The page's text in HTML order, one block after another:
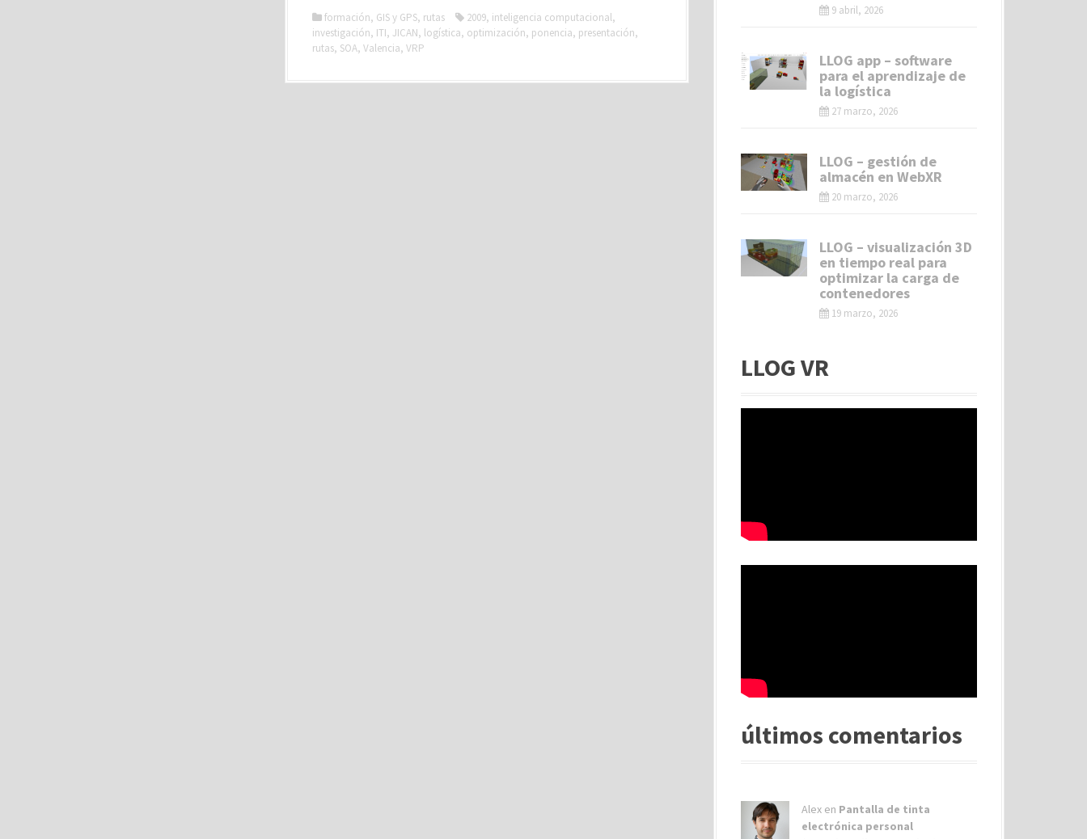
formación, GIS y GPS, rutas 2009, inteligencia computacional,
investigación, ITI, JICAN, logística, optimización, ponencia, presentación,
rutas, SOA, Valencia, VRP
9 abril, 2026
LLOG app – software
para el aprendizaje de
la logística
27 marzo, 2026
LLOG – gestión de
almacén en WebXR
20 marzo, 2026
LLOG – visualización 3D
en tiempo real para
optimizar la carga de
contenedores
19 marzo, 2026
LLOG VR
últimos comentarios
Alex en Pantalla de tinta
electrónica personal